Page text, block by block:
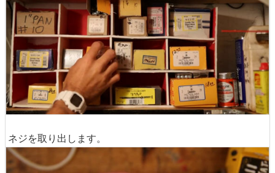
ネジを取り出します。